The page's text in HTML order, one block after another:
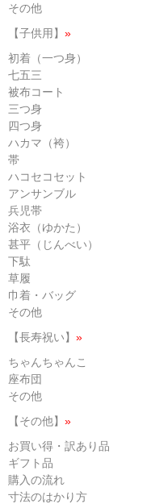
その他
【子供用】 »
初着（一つ身）
七五三
被布コート
三つ身
四つ身
ハカマ（袴）
帯
ハコセコセット
アンサンブル
兵児帯
浴衣（ゆかた）
甚平（じんべい）
下駄
草履
巾着・バッグ
その他
【長寿祝い】 »
ちゃんちゃんこ
座布団
その他
【その他】 »
お買い得・訳あり品
ギフト品
購入の流れ
寸法のはかり方